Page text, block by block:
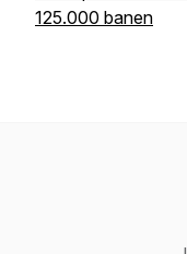
125.000 banen